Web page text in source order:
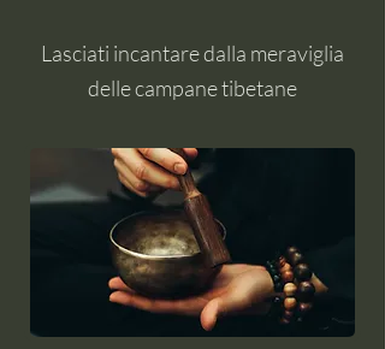
L asciati incantare dalla meraviglia
delle campane tibetane